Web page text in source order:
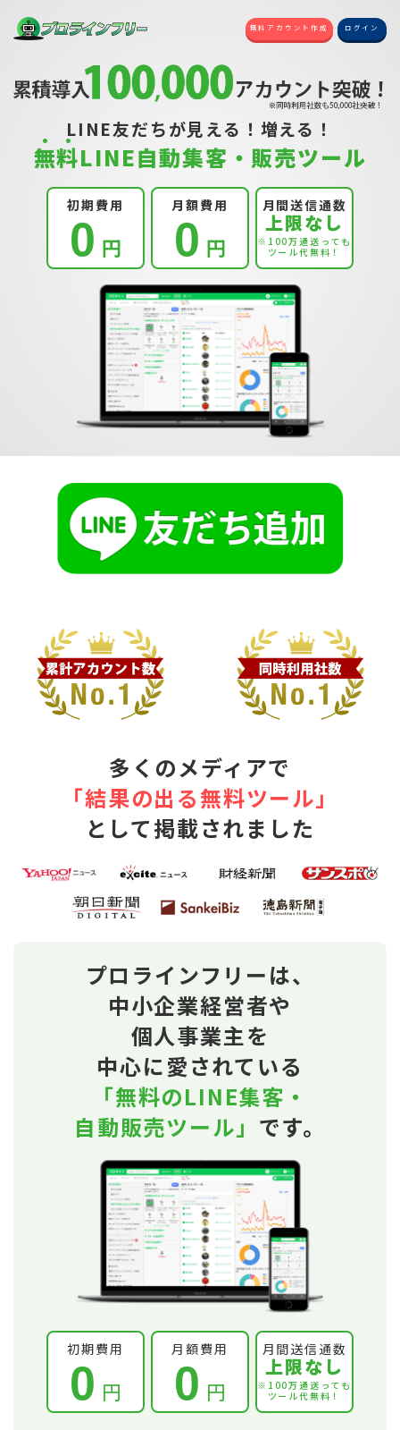
無料アカウント作成 ログイン
LINE友だちが見える！増える！
無料LINE自動集客・販売ツール
初期費用
0 円
月額費用
0 円
月間送信通数
上限なし
※100万通送っても
ツール代無料！
多くのメディアで
｢結果の出る無料ツール｣
として掲載されました
プロラインフリーは、
中小企業経営者や
個人事業主を
中心に愛されている
「無料のLINE集客・
自動販売ツール」 です。
初期費用
0 円
月額費用
0 円
月間送信通数
上限なし
※100万通送っても
ツール代無料！